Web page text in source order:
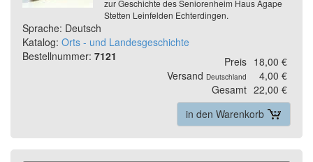
zur Geschichte des Seniorenheim Haus Agape
Stetten Leinfelden Echterdingen.
Sprache: Deutsch
Katalog: Orts - und Landesgeschichte
Bestellnummer: 7121 Preis 18,00 €
Versand Deutschland
4,00 €
Gesamt 22,00 €
in den Warenkorb